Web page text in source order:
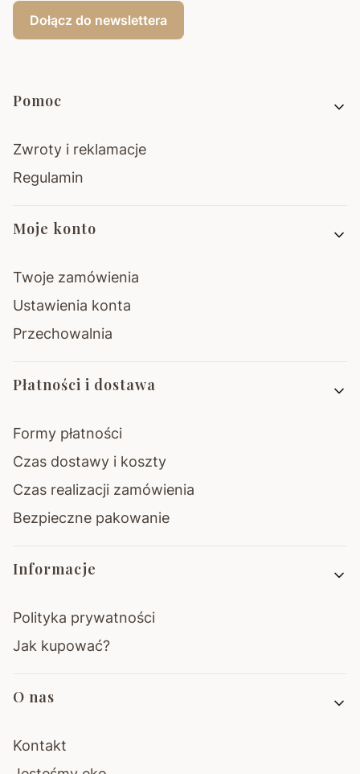
Dołącz do newslettera
Linki w stopce
Pomoc
Zwroty i reklamacje
Regulamin
Moje konto
Twoje zamówienia
Ustawienia konta
Przechowalnia
Płatności i dostawa
Formy płatności
Czas dostawy i koszty
Czas realizacji zamówienia
Bezpieczne pakowanie
Informacje
Polityka prywatności
Jak kupować?
O nas
Kontakt